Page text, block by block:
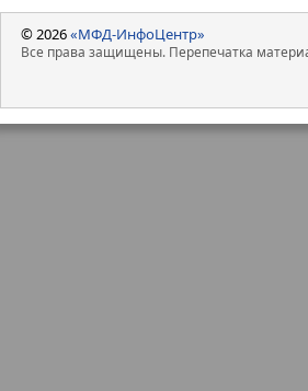
© 2026«МФД-ИнфоЦентр»
Все права защищены. Перепечатка